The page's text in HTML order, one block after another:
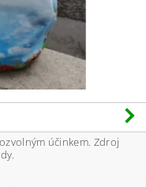
účinkem. Zdroj